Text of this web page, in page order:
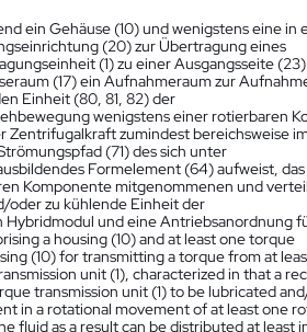
ein Gehäuse (10) und wenigstens eine in
(20) zur Übertragung eines
(1) zu einer Ausgangsseite
(17) ein Aufnahmeraum zur
Einheit (80, 81, 82) der
wenigstens einer rotierbaren
zumindest bereichsweise
(71) des sich unter
Formelement (64) aufweist,
Komponente mitgenommenen und
oder zu kühlende Einheit der
und eine Antriebsanordnung
a housing (10) and at least one torque
(10) for transmitting a torque from at
unit (1), characterized in that a
transmission unit (1) to be lubricated
in a rotational movement of at least one
as a result can be distributed at least